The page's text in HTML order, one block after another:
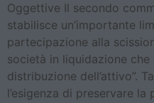
Oggettive Il secondo
stabilisce un’importante
partecipazione alla
società in liquidazione
distribuzione dell’attivo”.
l’esigenza di preservare